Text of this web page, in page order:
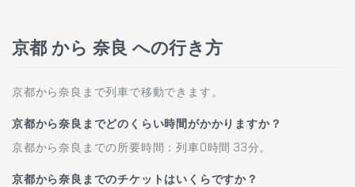
京都 から 奈良 への行き方
京都から奈良まで列車で移動できます。
京都から奈良までどのくらい時間がかかりますか？
京都から奈良までの所要時間：列車0時間 33分。
京都から奈良までのチケットはいくらですか？